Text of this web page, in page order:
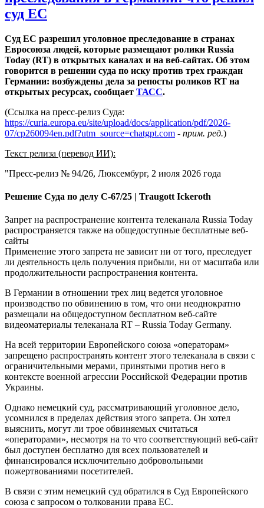
суд ЕС
Суд ЕС разрешил уголовное преследование в странах
Евросоюза людей, которые размещают ролики Russia
Today (RT) в открытых каналах и на веб-сайтах. Об этом
говорится в решении суда по иску против трех граждан
Германии: возбуждены дела за репосты роликов RT на
открытых ресурсах, сообщает ТАСС.
(Ссылка на пресс-релиз Суда:
https://curia.europa.eu/site/upload/docs/application/pdf/2026-
07/cp260094en.pdf?utm_source=chatgpt.com - прим. ред.)
Текст релиза (перевод ИИ):
"Пресс-релиз № 94/26, Люксембург, 2 июля 2026 года
Решение Суда по делу C-67/25 | Traugott Ickeroth
Запрет на распространение контента телеканала Russia Today
распространяется также на общедоступные бесплатные веб-
сайты
Применение этого запрета не зависит ни от того, преследует
ли деятельность цель получения прибыли, ни от масштаба или
продолжительности распространения контента.
В Германии в отношении трех лиц ведется уголовное
производство по обвинению в том, что они неоднократно
размещали на общедоступном бесплатном веб-сайте
видеоматериалы телеканала RT – Russia Today Germany.
На всей территории Европейского союза «операторам»
запрещено распространять контент этого телеканала в связи с
ограничительными мерами, принятыми против него в
контексте военной агрессии Российской Федерации против
Украины.
Однако немецкий суд, рассматривающий уголовное дело,
усомнился в пределах действия этого запрета. Он хотел
выяснить, могут ли трое обвиняемых считаться
«операторами», несмотря на то что соответствующий веб-сайт
был доступен бесплатно для всех пользователей и
финансировался исключительно добровольными
пожертвованиями посетителей.
В связи с этим немецкий суд обратился в Суд Европейского
союза с запросом о толковании права ЕС.